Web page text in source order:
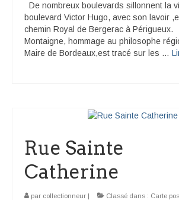
De nombreux boulevards sillonnent la
boulevard Victor Hugo, avec son lavoir
chemin Royal de Bergerac à Périgueux.
Montaigne, hommage au philosophe
Maire de Bordeaux,est tracé sur les …
Rue Sainte
Catherine
par collectionneur | Classé dans : Carte